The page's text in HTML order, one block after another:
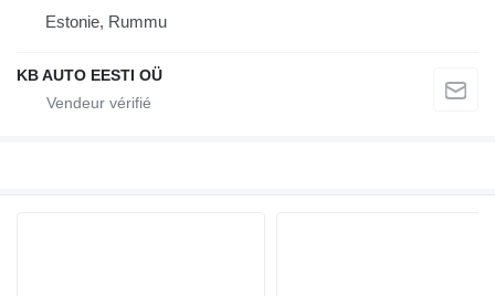
Estonie, Rummu
KB AUTO EESTI OÜ